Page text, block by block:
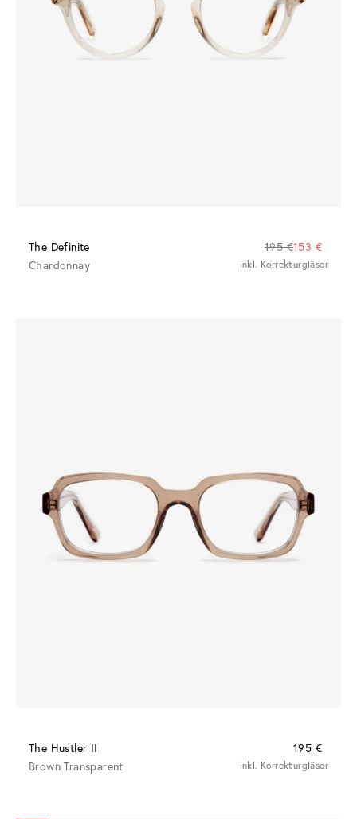
The Definite 195 €153 €
Chardonnay
inkl. Korrekturgläser
The Hustler II
195 €
Brown Transparent
inkl. Korrekturgläser